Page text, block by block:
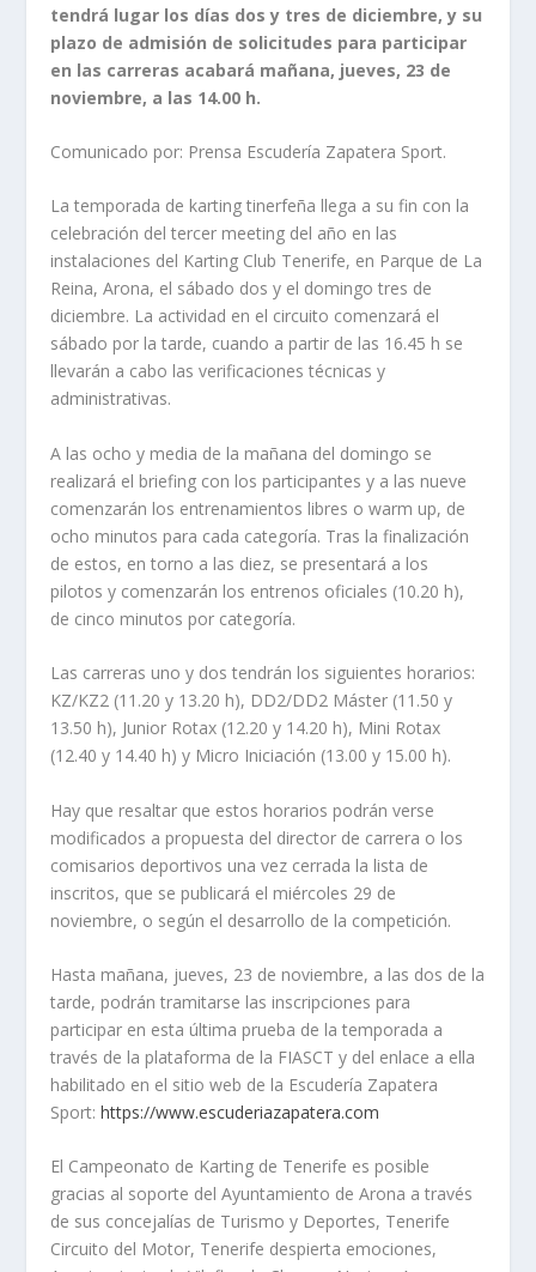
tendrá lugar los días dos y tres de diciembre, y su
plazo de admisión de solicitudes para participar
en las carreras acabará mañana, jueves, 23 de
noviembre, a las 14.00 h.
Comunicado por: Prensa Escudería Zapatera Sport.
La temporada de karting tinerfeña llega a su fin con la
celebración del tercer meeting del año en las
instalaciones del Karting Club Tenerife, en Parque de La
Reina, Arona, el sábado dos y el domingo tres de
diciembre. La actividad en el circuito comenzará el
sábado por la tarde, cuando a partir de las 16.45 h se
llevarán a cabo las verificaciones técnicas y
administrativas.
A las ocho y media de la mañana del domingo se
realizará el briefing con los participantes y a las nueve
comenzarán los entrenamientos libres o warm up, de
ocho minutos para cada categoría. Tras la finalización
de estos, en torno a las diez, se presentará a los
pilotos y comenzarán los entrenos oficiales (10.20 h),
de cinco minutos por categoría.
Las carreras uno y dos tendrán los siguientes horarios:
KZ/KZ2 (11.20 y 13.20 h), DD2/DD2 Máster (11.50 y
13.50 h), Junior Rotax (12.20 y 14.20 h), Mini Rotax
(12.40 y 14.40 h) y Micro Iniciación (13.00 y 15.00 h).
Hay que resaltar que estos horarios podrán verse
modificados a propuesta del director de carrera o los
comisarios deportivos una vez cerrada la lista de
inscritos, que se publicará el miércoles 29 de
noviembre, o según el desarrollo de la competición.
Hasta mañana, jueves, 23 de noviembre, a las dos de la
tarde, podrán tramitarse las inscripciones para
participar en esta última prueba de la temporada a
través de la plataforma de la FIASCT y del enlace a ella
habilitado en el sitio web de la Escudería Zapatera
Sport:https://www.escuderiazapatera.com
El Campeonato de Karting de Tenerife es posible
gracias al soporte del Ayuntamiento de Arona a través
de sus concejalías de Turismo y Deportes, Tenerife
Circuito del Motor, Tenerife despierta emociones,